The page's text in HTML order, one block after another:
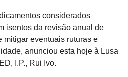
considerados
isentos da revisão anual de
mitigar eventuais ruturas e
anunciou esta hoje à Lusa
I.P., Rui Ivo.